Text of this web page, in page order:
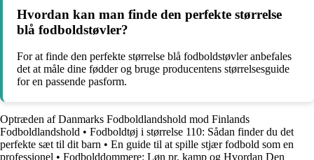
Hvordan kan man finde den perfekte størrelse
blå fodboldstøvler?
For at finde den perfekte størrelse blå fodboldstøvler anbefales
det at måle dine fødder og bruge producentens størrelsesguide
for en passende pasform.
Optræden af Danmarks Fodboldlandshold mod Finlands
Fodboldlandshold • Fodboldtøj i størrelse 110: Sådan finder du det
perfekte sæt til dit barn • En guide til at spille stjær fodbold som en
professionel • Fodbolddommere: Løn pr. kamp og Hvordan Den